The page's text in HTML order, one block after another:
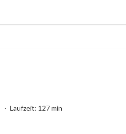
Laufzeit: 127 min